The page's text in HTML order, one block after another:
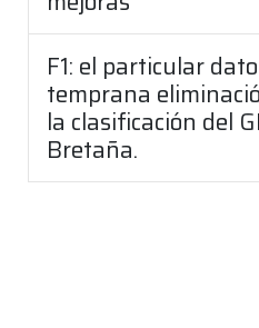
F1: el particular
temprana
la clasificación del
Bretaña.